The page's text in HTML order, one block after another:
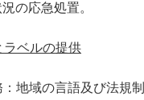
の応急処置。
ラベルの提供
地域の言語及び法規